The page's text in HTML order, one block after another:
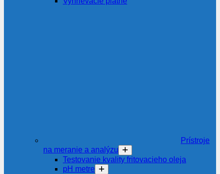
Prístroje
na meranie a analýzu
Testovanie kvality fritovacieho oleja
pH metre